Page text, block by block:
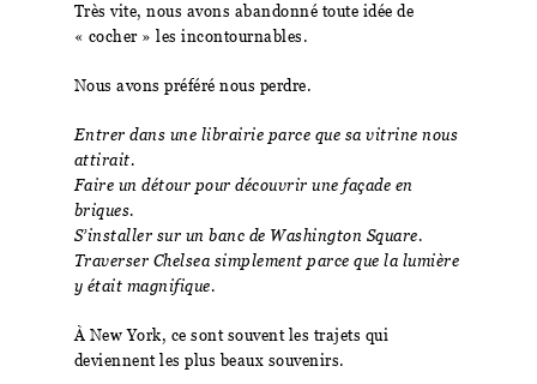
Très vite, nous avons abandonné toute idée de
« cocher » les incontournables.
Nous avons préféré nous perdre.
Entrer dans une librairie parce que sa vitrine nous
attirait.
Faire un détour pour découvrir une façade en
briques.
S’installer sur un banc de Washington Square.
Traverser Chelsea simplement parce que la lumière
y était magnifique.
À New York, ce sont souvent les trajets qui
deviennent les plus beaux souvenirs.